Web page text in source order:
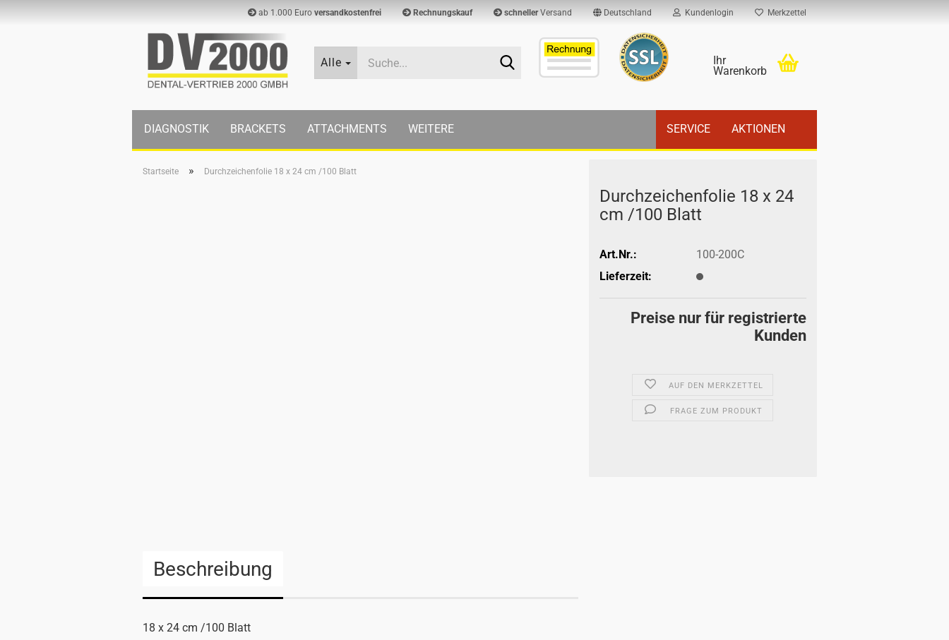
ab 1.000 Euro versandkostenfrei Rechnungskauf schnellerVersand Deutschland Kundenlogin Merkzettel
Alle
Suche...
Ihr
Warenkorb
DIAGNOSTIK BRACKETS ATTACHMENTS SERVICE AKTIONEN
WEITERE
Startseite » Durchzeichenfolie 18 x 24 cm /100 Blatt
Durch­zei­chen­fo­lie 18 x 24
cm /100 Blatt
Art.Nr.:
100-200C
Lieferzeit:
Preise nur für registrierte
Kunden
AUF DEN MERKZETTEL
FRAGE ZUM PRODUKT
Beschreibung
18 x 24 cm /100 Blatt